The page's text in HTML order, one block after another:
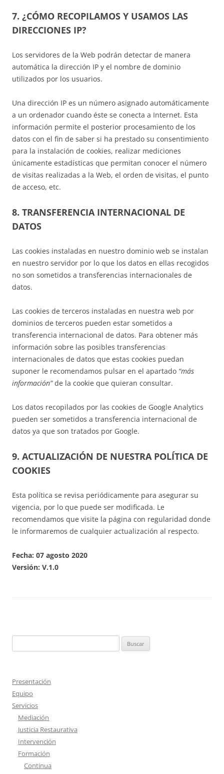
7. ¿CÓMO RECOPILAMOS Y USAMOS LAS
DIRECCIONES IP?
Los servidores de la Web podrán detectar de manera
automática la dirección IP y el nombre de dominio
utilizados por los usuarios.
Una dirección IP es un número asignado automáticamente
a un ordenador cuando éste se conecta a Internet. Esta
información permite el posterior procesamiento de los
datos con el fin de saber si ha prestado su consentimiento
para la instalación de cookies, realizar mediciones
únicamente estadísticas que permitan conocer el número
de visitas realizadas a la Web, el orden de visitas, el punto
de acceso, etc.
8. TRANSFERENCIA INTERNACIONAL DE
DATOS
Las cookies instaladas en nuestro dominio web se instalan
en nuestro servidor por lo que los datos en ellas recogidos
no son sometidos a transferencias internacionales de
datos.
Las cookies de terceros instaladas en nuestra web por
dominios de terceros pueden estar sometidos a
transferencia internacional de datos. Para obtener más
información sobre las posibles transferencias
internacionales de datos que estas cookies puedan
suponer le recomendamos pulsar en el apartado “más
información”de la cookie que quieran consultar.
Los datos recopilados por las cookies de Google Analytics
pueden ser sometidos a transferencia internacional de
datos ya que son tratados por Google.
9. ACTUALIZACIÓN DE NUESTRA POLÍTICA DE
COOKIES
Esta política se revisa periódicamente para asegurar su
vigencia, por lo que puede ser modificada. Le
recomendamos que visite la página con regularidad donde
le informaremos de cualquier actualización al respecto.
Fecha: 07 agosto 2020
Versión: V.1.0
u
c
a
r
Presentación
Equipo
Servicios
Mediación
Justicia Restaurativa
Intervención
Formación
Continua